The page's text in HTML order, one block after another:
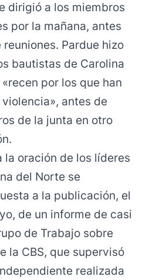
dirigió a los miembros
por la mañana, antes
Pardue hizo
bautistas de Carolina
por los que han
antes de
de la junta en otro
la oración de los líderes
del Norte se
a la publicación, el
de un informe de casi
de Trabajo sobre
la CBS, que supervisó
realizada